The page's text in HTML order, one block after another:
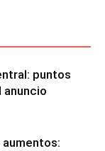
puntos
anuncio